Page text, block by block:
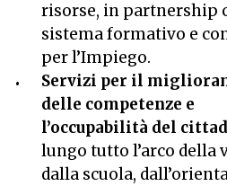
risorse, in partnership
sistema formativo e
per l’Impiego.
Servizi per il
delle competenze e
l’occupabilità del
lungo tutto l’arco della
dalla scuola,